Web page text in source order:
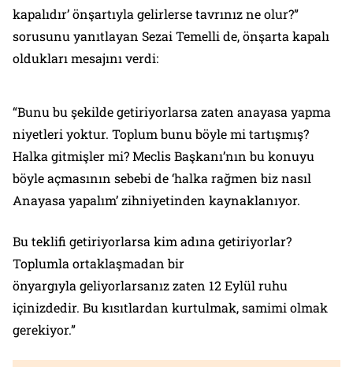
kapalıdır’ önşartıyla gelirlerse tavrınız ne olur?”
sorusunu yanıtlayan Sezai Temelli de, önşarta kapalı
oldukları mesajını verdi:
“Bunu bu şekilde getiriyorlarsa zaten anayasa yapma
niyetleri yoktur. Toplum bunu böyle mi tartışmış?
Halka gitmişler mi? Meclis Başkanı’nın bu konuyu
böyle açmasının sebebi de ‘halka rağmen biz nasıl
Anayasa yapalım’ zihniyetinden kaynaklanıyor.
Bu teklifi getiriyorlarsa kim adına getiriyorlar?
Toplumla ortaklaşmadan bir
önyargıyla geliyorlarsanız zaten 12 Eylül ruhu
içinizdedir. Bu kısıtlardan kurtulmak, samimi olmak
gerekiyor.”